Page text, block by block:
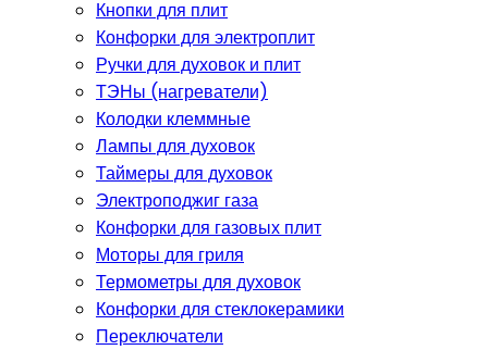
Кнопки для плит
Конфорки для электроплит
Ручки для духовок и плит
ТЭНы (нагреватели)
Колодки клеммные
Лампы для духовок
Таймеры для духовок
Электроподжиг газа
Конфорки для газовых плит
Моторы для гриля
Термометры для духовок
Конфорки для стеклокерамики
Переключатели